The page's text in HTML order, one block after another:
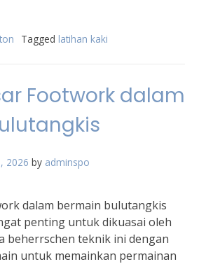
Tagged latihan kaki
Footwork dalam
2026 by adminspo
dalam bermain bulutangkis
penting untuk dikuasai oleh
beherrschen teknik ini dengan
untuk memainkan permainan